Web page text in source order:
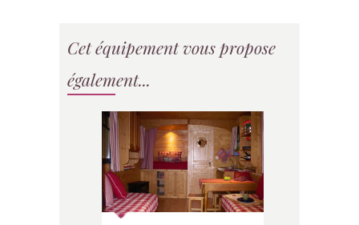
Cet équipement vous propose
également...